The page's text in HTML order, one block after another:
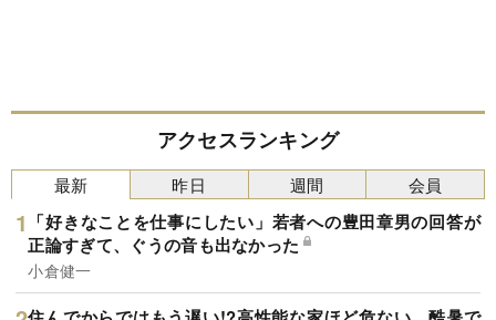
アクセスランキング
最新
「好きなことを仕事にしたい」若者への豊田章男の回答が
正論すぎて、ぐうの音も出なかった
小倉健一
昨日 週間 会員